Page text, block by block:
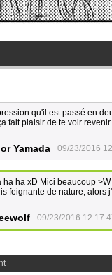
qu'il est passé en
fait plaisir de te voir
Yamada 09/23/2016
ha ha xD Mici beaucoup
feignante de nature, alors
09/23/2016